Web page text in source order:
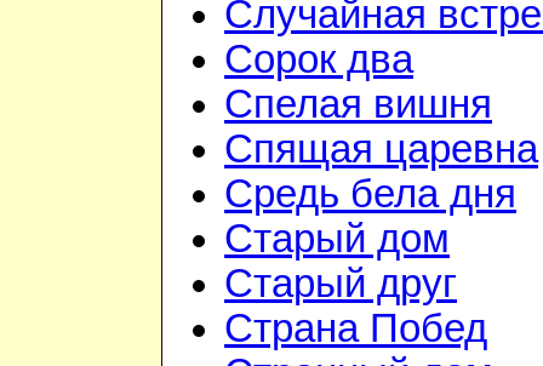
Случайная
Сорок два
Спелая вишня
Спящая царевна
Средь бела дня
Старый дом
Старый друг
Страна Побед